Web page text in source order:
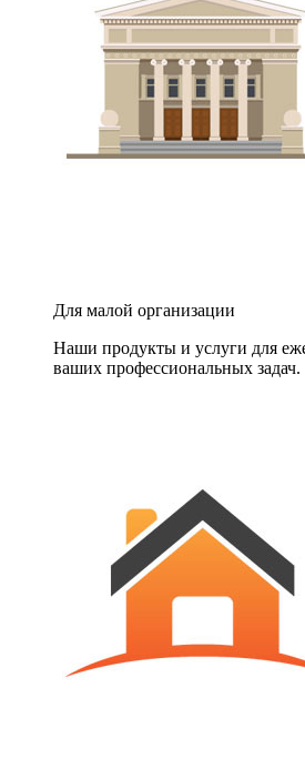
Для малой организации
Наши продукты и услуги для
ваших профессиональных задач.